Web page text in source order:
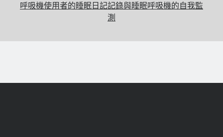
呼吸機使用者的睡眠日記記錄與睡眠呼吸機的自我監
測